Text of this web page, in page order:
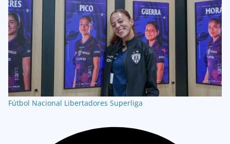
Fútbol Nacional Libertadores Superliga